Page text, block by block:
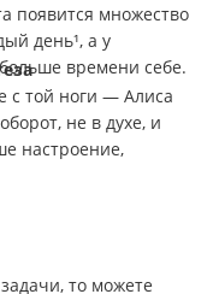
появится множество
день¹, а у
времени себе.
с той ноги — Алиса
не в духе, и
настроение,
то можете